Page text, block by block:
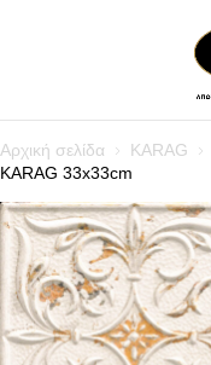
Αρχική σελίδα KARAG
KARAG 33x33cm